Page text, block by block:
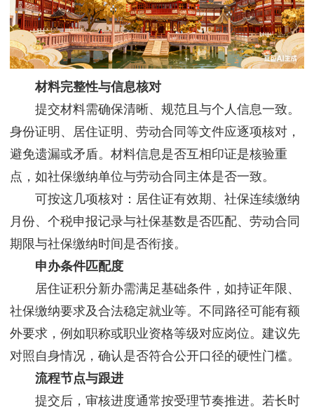
材料完整性与信息核对
提交材料需确保清晰、规范且与个人信息一致。
身份证明、居住证明、劳动合同等文件应逐项核对，
避免遗漏或矛盾。材料信息是否互相印证是核验重
点，如社保缴纳单位与劳动合同主体是否一致。
可按这几项核对：居住证有效期、社保连续缴纳
月份、个税申报记录与社保基数是否匹配、劳动合同
期限与社保缴纳时间是否衔接。
申办条件匹配度
居住证积分新办需满足基础条件，如持证年限、
社保缴纳要求及合法稳定就业等。不同路径可能有额
外要求，例如职称或职业资格等级对应岗位。建议先
对照自身情况，确认是否符合公开口径的硬性门槛。
流程节点与跟进
提交后，审核进度通常按受理节奏推进。若长时